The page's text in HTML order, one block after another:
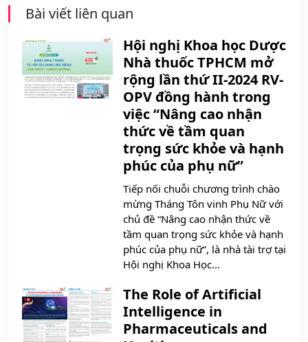
Bài viết liên quan
Hội nghị Khoa học Dược
Nhà thuốc TPHCM mở
rộng lần thứ II-2024 RV-
OPV đồng hành trong
việc “Nâng cao nhận
thức về tầm quan
trọng sức khỏe và hạnh
phúc của phụ nữ”
Tiếp nối chuỗi chương trình chào
mừng Tháng Tôn vinh Phụ Nữ với
chủ đề “Nâng cao nhận thức về
tầm quan trọng sức khỏe và hạnh
phúc của phụ nữ”, là nhà tài trợ tại
Hội nghị Khoa Học...
The Role of Artificial
Intelligence in
Pharmaceuticals and